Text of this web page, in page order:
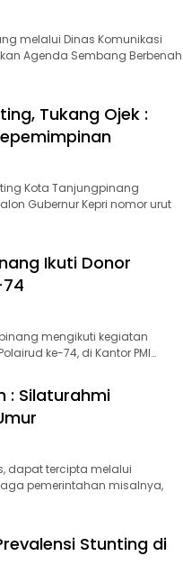
melalui Dinas Komunikasi
Agenda Sembang Berbenah
Tukang Ojek :
Kota Tanjungpinang
Gubernur Kepri nomor urut
Ikuti Donor
mengikuti kegiatan
ke-74, di Kantor PMI…
: Silaturahmi
dapat tercipta melalui
pemerintahan misalnya,
Stunting di